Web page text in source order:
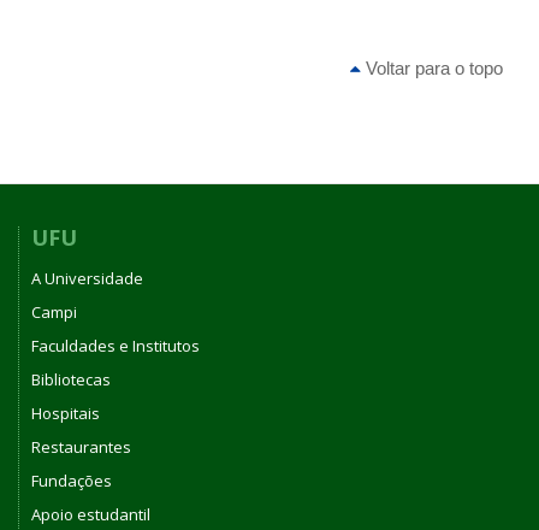
Voltar para o topo
UFU
A Universidade
Campi
Faculdades e Institutos
Bibliotecas
Hospitais
Restaurantes
Fundações
Apoio estudantil